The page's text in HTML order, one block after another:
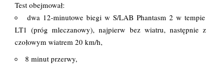
Test obejmował:
dwa 12-minutowe biegi w S/LAB Phantasm 2 w tempie
LT1 (próg mleczanowy), najpierw bez wiatru, następnie z
czołowym wiatrem 20 km/h,
8 minut przerwy,